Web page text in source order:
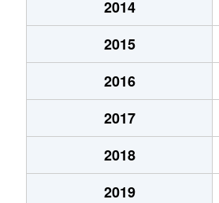
2014
2015
2016
2017
2018
2019